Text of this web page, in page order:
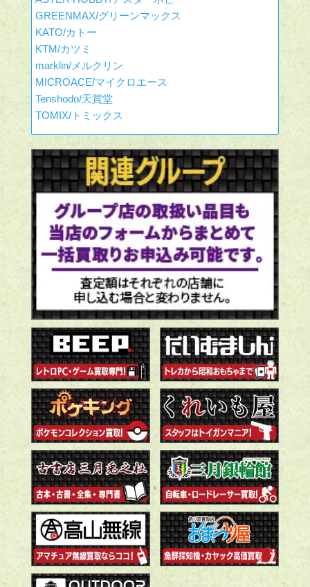
GREENMAX/グリーンマックス
KATO/カトー
KTM/カツミ
marklin/メルクリン
MICROACE/マイクロエース
Tenshodo/天賞堂
TOMIX/トミックス